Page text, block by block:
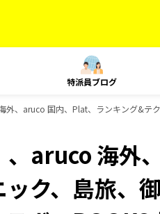
特派員ブログ
、aruco 国内、Plat、ランキング&テ
、aruco 海外
ク、島旅、御